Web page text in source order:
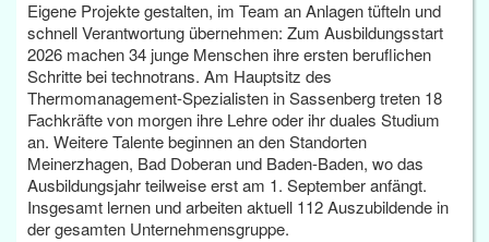
Eigene Projekte gestalten, im Team an Anlagen tüfteln und
schnell Verantwortung übernehmen: Zum Ausbildungsstart
2026 machen 34 junge Menschen ihre ersten beruflichen
Schritte bei technotrans. Am Hauptsitz des
Thermomanagement-Spezialisten in Sassenberg treten 18
Fachkräfte von morgen ihre Lehre oder ihr duales Studium
an. Weitere Talente beginnen an den Standorten
Meinerzhagen, Bad Doberan und Baden-Baden, wo das
Ausbildungsjahr teilweise erst am 1. September anfängt.
Insgesamt lernen und arbeiten aktuell 112 Auszubildende in
der gesamten Unternehmensgruppe.